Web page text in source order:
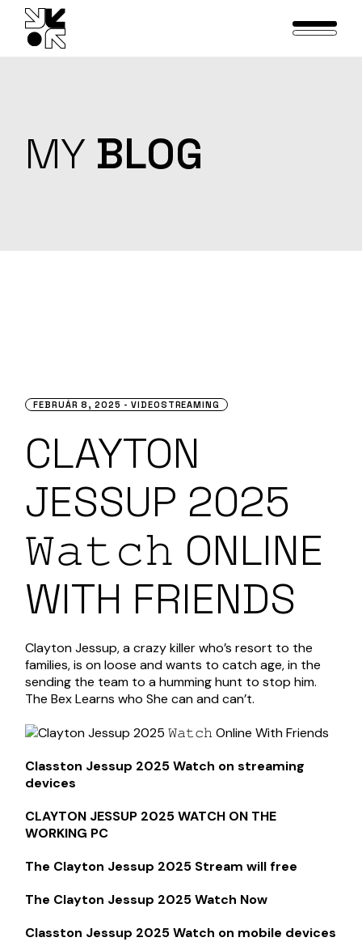
content
MY BLOG
FEBRUÁR 8, 2025 VIDEOSTREAMING
CLAYTON
JESSUP 2025
𝚆𝚊𝚝𝚌𝚑 ONLINE
WITH FRIENDS
Clayton Jessup, a crazy killer who’s resort to the
families, is on loose and wants to catch age, in the
sending the team to a humming hunt to stop him.
The Bex Learns who She can and can’t.
Classton Jessup 2025 Watch on streaming
devices
CLAYTON JESSUP 2025 WATCH ON THE
WORKING PC
The Clayton Jessup 2025 Stream will free
The Clayton Jessup 2025 Watch Now
Classton Jessup 2025 Watch on mobile devices